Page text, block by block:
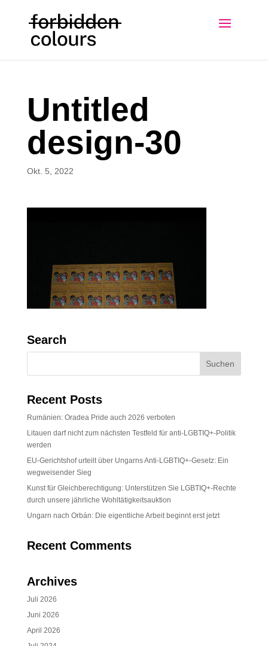
Untitled
design-30
Okt. 5, 2022
Search
Recent Posts
Rumänien: Oradea Pride auch 2026 verboten
Litauen darf nicht zum nächsten Testfeld für anti-LGBTIQ+-Politik
werden
EU-Gerichtshof urteilt über Ungarns Anti-LGBTIQ+-Gesetz: Ein
wegweisender Sieg
Kunst für Gleichberechtigung: Unterstützen Sie LGBTIQ+-Rechte
durch unsere jährliche Wohltätigkeitsauktion
Ungarn nach Orbán: Die eigentliche Arbeit beginnt erst jetzt
Recent Comments
Archives
Juli 2026
Juni 2026
April 2026